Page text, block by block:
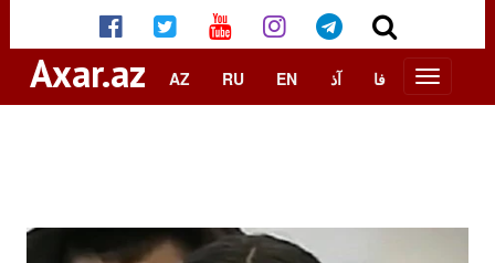
Axar.az AZ RU EN آذ فا